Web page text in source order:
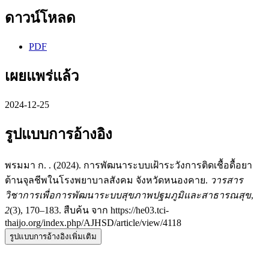
ดาวน์โหลด
PDF
เผยแพร่แล้ว
2024-12-25
รูปแบบการอ้างอิง
พรมมา ก. . (2024). การพัฒนาระบบเฝ้าระวังการติดเชื้อดื้อยา
ต้านจุลชีพในโรงพยาบาลสังคม จังหวัดหนองคาย. วารสาร
วิชาการเพื่อการพัฒนาระบบสุขภาพปฐมภูมิและสาธารณสุข,
2(3), 170–183. สืบค้น จาก https://he03.tci-
thaijo.org/index.php/AJHSD/article/view/4118
รูปแบบการอ้างอิงเพิ่มเติม